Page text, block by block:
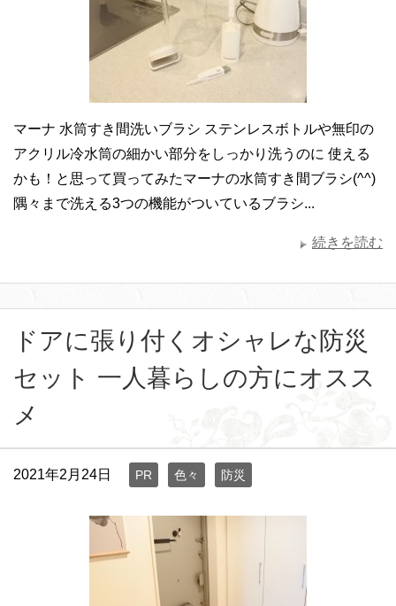
マーナ 水筒すき間洗いブラシ ステンレスボトルや無印の
アクリル冷水筒の細かい部分をしっかり洗うのに 使える
かも！と思って買ってみたマーナの水筒すき間ブラシ(^^)
隅々まで洗える3つの機能がついているブラシ...
続きを読む
ドアに張り付くオシャレな防災
セット 一人暮らしの方にオスス
メ
2021年2月24日 PR 色々 防災